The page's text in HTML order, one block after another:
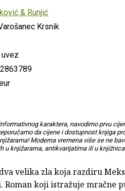
& Runjić
Krsnik
karaktera, navodimo prvu
da cijene i dostupnost knjiga
Moderna vremena više se ne
u knjižarama, antikvarijatima ili u
velika zla koja razdiru
Roman koji istražuje mračne